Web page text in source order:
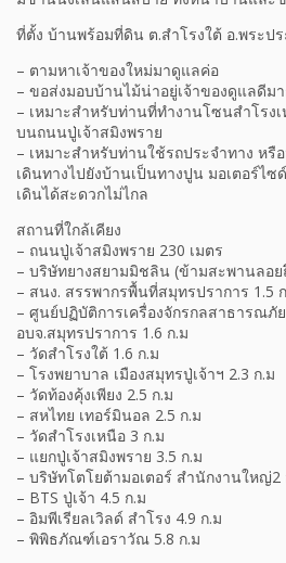
ที่ตั้ง บ้านพร้อมที่ดิน ต.สำโรงใต้ อ.พระป
– ตามหาเจ้าของใหม่มาดูแลค่อ
– ขอส่งมอบบ้านไม้น่าอยู่เจ้าของดูแลดีม
– เหมาะสำหรับท่านที่ทำงานโซนสำโรงเ
บนถนนปู่เจ้าสมิงพราย
– เหมาะสำหรับท่านใช้รถประจำทาง หรื
เดินทางไปยังบ้านเป็นทางปูน มอเตอร์ไซ
เดินได้สะดวกไม่ไกล
สถานที่ใกล้เคียง
– ถนนปู่เจ้าสมิงพราย 230 เมตร
– บริษัทยางสยามมิชลิน (ข้ามสะพานลอย
– สนง. สรรพากรพื้นที่สมุทรปราการ 1.5
– ศูนย์ปฏิบัติการเครื่องจักรกลสาธารณภั
อบจ.สมุทรปราการ 1.6 ก.ม
– วัดสำโรงใต้ 1.6 ก.ม
– โรงพยาบาล เมืองสมุทรปู่เจ้าฯ 2.3 ก.ม
– วัดท้องคุ้งเพียง 2.5 ก.ม
– สหไทย เทอร์มินอล 2.5 ก.ม
– วัดสำโรงเหนือ 3 ก.ม
– แยกปู่เจ้าสมิงพราย 3.5 ก.ม
– บริษัทโตโยต้ามอเตอร์ สำนักงานใหญ่2
– BTS ปู่เจ้า 4.5 ก.ม
– อิมพีเรียลเวิลด์ สำโรง 4.9 ก.ม
– พิพิธภัณฑ์เอราวัณ 5.8 ก.ม